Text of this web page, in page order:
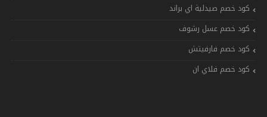
كود خصم صيدلية اي براند
كود خصم عسل رشوف
كود خصم فارفيتش
كود خصم فلاي ان